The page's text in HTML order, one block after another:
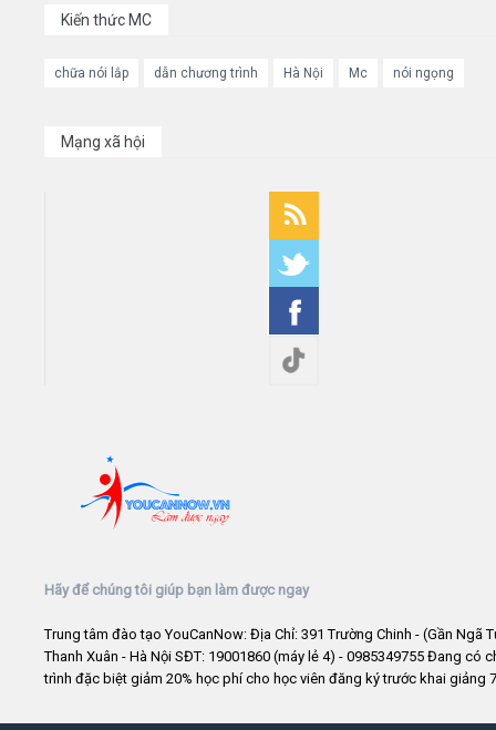
Kiến thức MC
chữa nói lắp dẫn chương trình Hà Nội Mc nói ngọng
Mạng xã hội
Hãy để chúng tôi giúp bạn làm được ngay
Trung tâm đào tạo YouCanNow: Địa Chỉ: 391 Trường Chinh - (Gần Ngã
Thanh Xuân - Hà Nội SĐT: 19001860 (máy lẻ 4) - 0985349755 Đang có
trình đặc biệt giảm 20% học phí cho học viên đăng ký trước khai giảng